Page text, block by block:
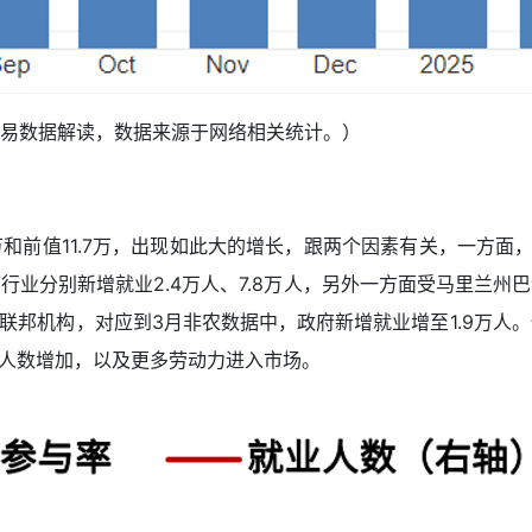
据解读，数据来源于网络相关统计。）
前值11.7万，出现如此大的增长，跟两个因素有关，一方
业分别新增就业2.4万人、7.8万人，另外一方面受马里兰州
机构，对应到3月非农数据中，政府新增就业增至1.9万人
增加，以及更多劳动力进入市场。